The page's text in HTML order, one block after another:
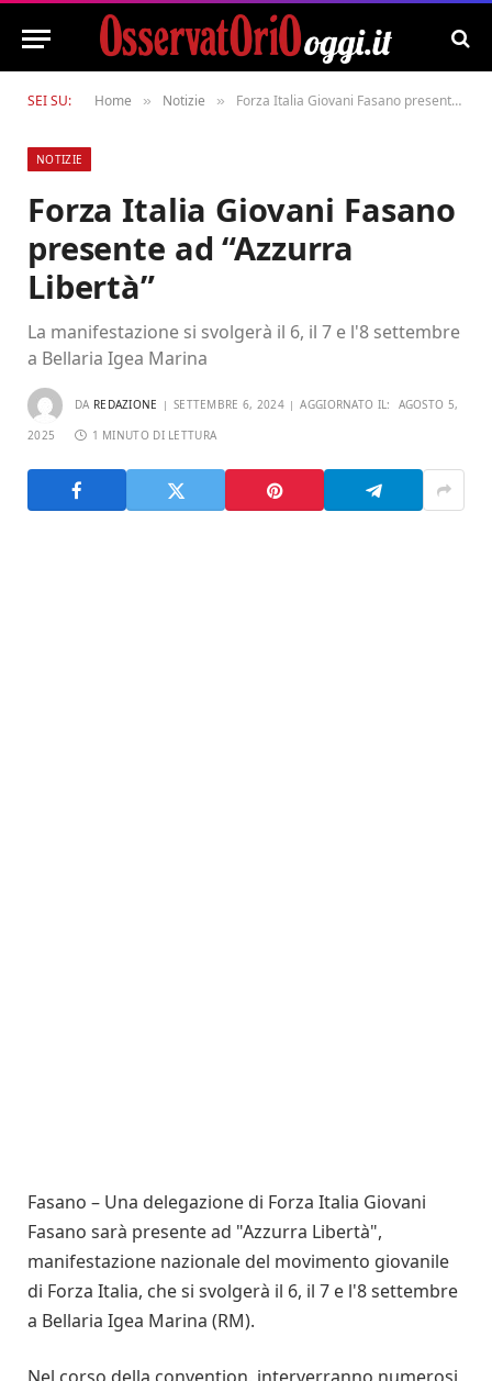
SEI SU: Home » Notizie » Forza Italia Giovani Fasano presente ad “Azzurra Libertà”
NOTIZIE
Forza Italia Giovani Fasano
presente ad “Azzurra
Libertà”
La manifestazione si svolgerà il 6, il 7 e l'8 settembre
a Bellaria Igea Marina
DA REDAZIONE SETTEMBRE 6, 2024 AGGIORNATO IL: AGOSTO 5,
2025 1 MINUTO DI LETTURA
Fasano – Una delegazione di Forza Italia Giovani
Fasano sarà presente ad "Azzurra Libertà",
manifestazione nazionale del movimento giovanile
di Forza Italia, che si svolgerà il 6, il 7 e l'8 settembre
a Bellaria Igea Marina (RM).